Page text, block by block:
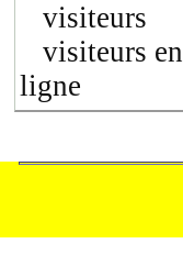
visiteurs
visiteurs en
ligne